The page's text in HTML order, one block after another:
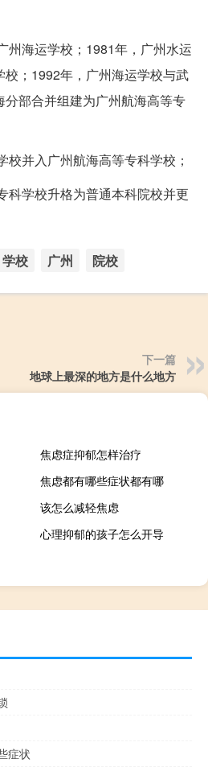
州海运学校；1981年，广州水运
；1992年，广州海运学校与武
部合并组建为广州航海高等专
并入广州航海高等专科学校；
科学校升格为普通本科院校并更
学校 广州 院校
下一篇
地球上最深的地方是什么地方
焦虑症抑郁怎样治疗
焦虑都有哪些症状都有哪
该怎么减轻焦虑
心理抑郁的孩子怎么开导
症状